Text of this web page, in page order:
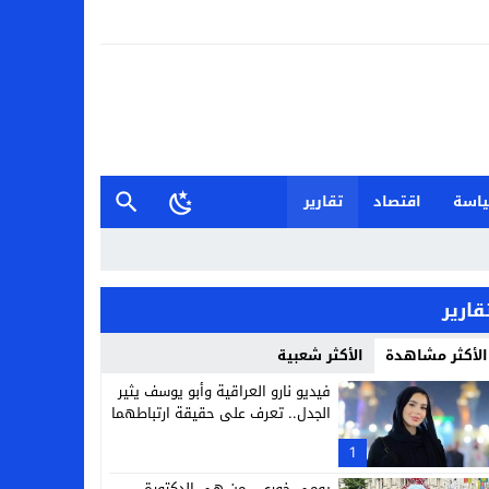
اقتصاد
تقارير
الأكثر مشاهدة الأكثر شعبية
1
فيديو نارو العراقية وأبو يوسف يثير
الجدل.. تعرف على حقيقة ارتباطهما